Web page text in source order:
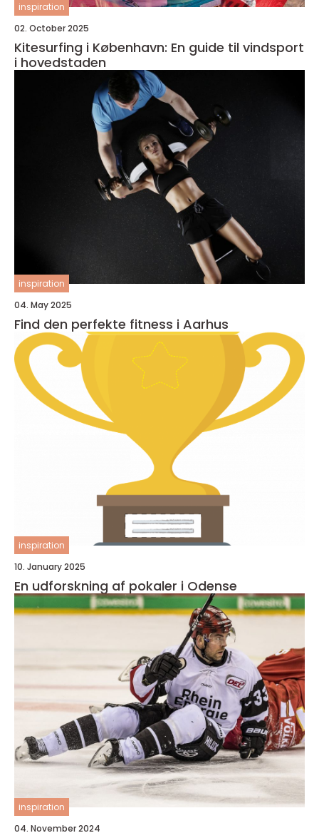
inspiration
02. October 2025
Kitesurfing i København: En guide til vindsport
i hovedstaden
inspiration
04. May 2025
Find den perfekte fitness i Aarhus
inspiration
10. January 2025
En udforskning af pokaler i Odense
inspiration
04. November 2024